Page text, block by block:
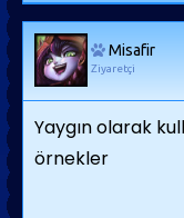
Misafir
Ziyaretçi
Yaygın olarak
örnekler